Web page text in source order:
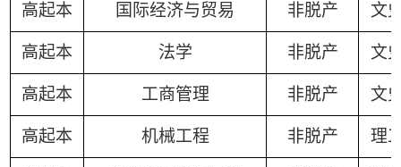
高起本 国际经济与贸易 非脱产 文
高起本 法学 非脱产 文
高起本 工商管理 非脱产 文
高起本 机械工程 非脱产 理